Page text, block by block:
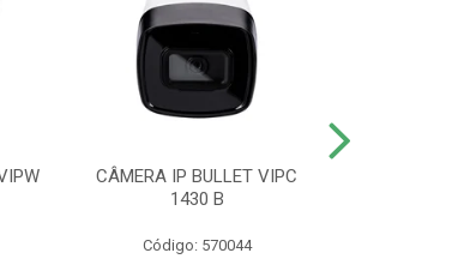
CÂMERA IP BULLET VIPC
1430 B
Código: 570044